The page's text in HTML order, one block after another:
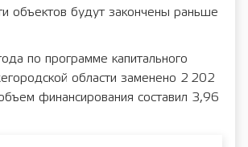
объектов будут закончены раньше
по программе капитального
области заменено 2 202
финансирования составил 3,96